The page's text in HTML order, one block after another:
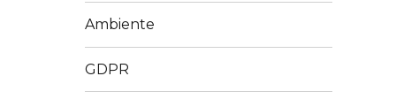
Ambiente
GDPR